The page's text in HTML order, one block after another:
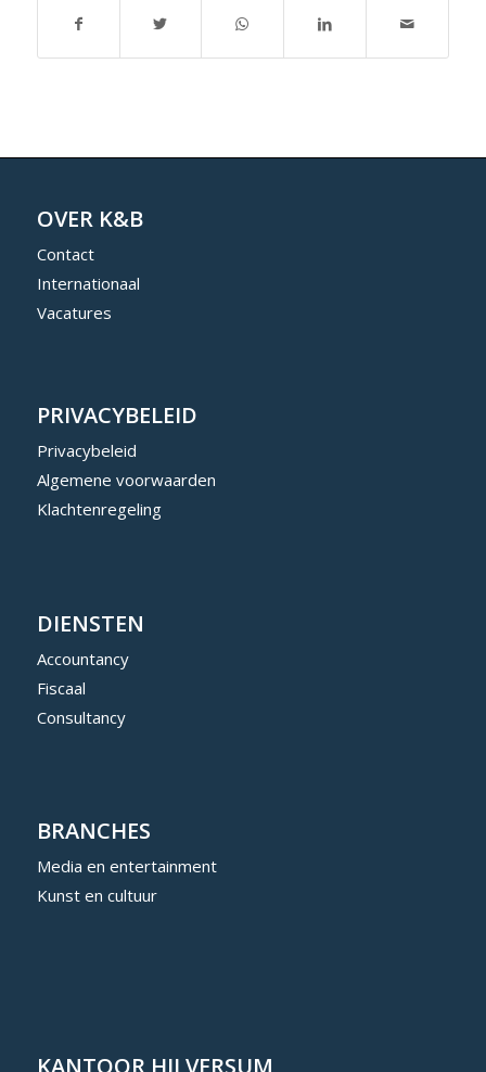
OVER K&B
Contact
Internationaal
Vacatures
PRIVACYBELEID
Privacybeleid
Algemene voorwaarden
Klachtenregeling
DIENSTEN
Accountancy
Fiscaal
Consultancy
BRANCHES
Media en entertainment
Kunst en cultuur
KANTOOR HILVERSUM